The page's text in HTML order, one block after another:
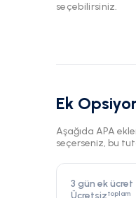
seçebilirsiniz.
Ek
Aşağıda APA
seçerseniz, bu
3 gün ek ücret
Ücretsiztoplam